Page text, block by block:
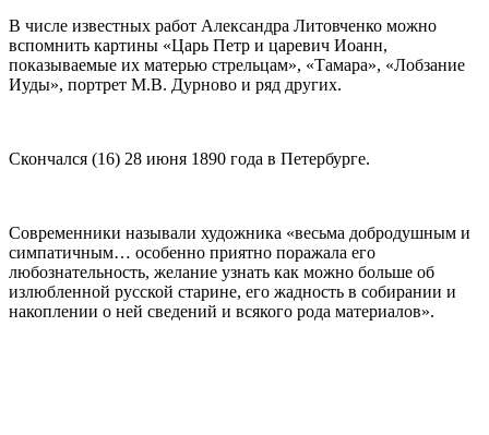
В числе известных работ Александра Литовченко можно
вспомнить картины «Царь Петр и царевич Иоанн,
показываемые их матерью стрельцам», «Тамара», «Лобзание
Иуды», портрет М.В. Дурново и ряд других.
Скончался (16) 28 июня 1890 года в Петербурге.
Современники называли художника «весьма добродушным и
симпатичным… особенно приятно поражала его
любознательность, желание узнать как можно больше об
излюбленной русской старине, его жадность в собирании и
накоплении о ней сведений и всякого рода материалов».